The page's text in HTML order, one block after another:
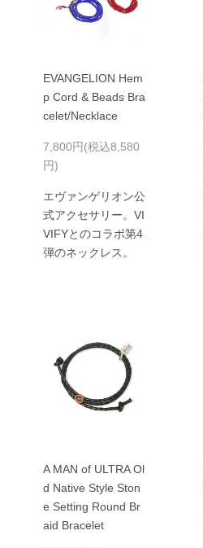
EVANGELION Hem
p Cord & Beads Bra
celet/Necklace
7,800円(税込8,580
円)
エヴァンゲリオン公
式アクセサリー。VI
VIFYとのコラボ第4
弾のネックレス。
A MAN of ULTRA Ol
d Native Style Ston
e Setting Round Br
aid Bracelet